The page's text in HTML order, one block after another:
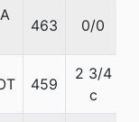
463 0/0
459
2 3/4
c